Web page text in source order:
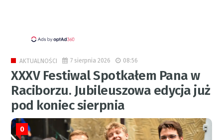
AKTUALNOŚCI 7 sierpnia 2026 08:56
XXXV Festiwal Spotkałem Pana w
Raciborzu. Jubileuszowa edycja już
pod koniec sierpnia
0